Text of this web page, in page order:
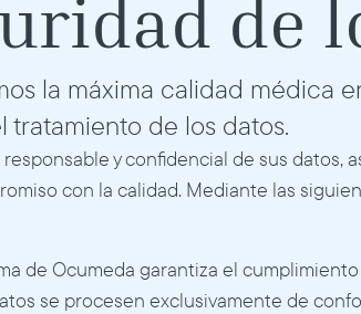
de
la máxima calidad médica
tratamiento de los datos.
y confidencial de sus datos,
con la calidad. Mediante las
de Ocumeda garantiza el
se procesen exclusivamente de